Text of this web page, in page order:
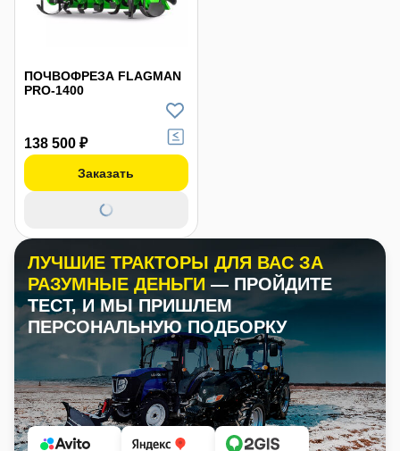
ПОЧВОФРЕЗА FLAGMAN
PRO-1400
138 500 ₽
Заказать
ЛУЧШИЕ ТРАКТОРЫ ДЛЯ ВАС ЗА
РАЗУМНЫЕ ДЕНЬГИ — ПРОЙДИТЕ
ТЕСТ, И МЫ ПРИШЛЕМ
ПЕРСОНАЛЬНУЮ ПОДБОРКУ